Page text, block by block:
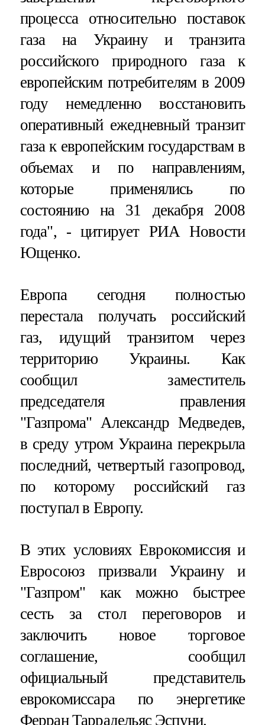
процесса относительно поставок
газа на Украину и транзита
российского природного газа к
европейским потребителям в 2009
году немедленно восстановить
оперативный ежедневный транзит
газа к европейским государствам в
объемах и по направлениям,
которые применялись по
состоянию на 31 декабря 2008
года", - цитирует РИА Новости
Ющенко.
Европа сегодня полностью
перестала получать российский
газ, идущий транзитом через
территорию Украины. Как
сообщил заместитель
председателя правления
"Газпрома" Александр Медведев,
в среду утром Украина перекрыла
последний, четвертый газопровод,
по которому российский газ
поступал в Европу.
В этих условиях Еврокомиссия и
Евросоюз призвали Украину и
"Газпром" как можно быстрее
сесть за стол переговоров и
заключить новое торговое
соглашение, сообщил
официальный представитель
еврокомиссара по энергетике
Ферран Таррадельяс Эспуни.